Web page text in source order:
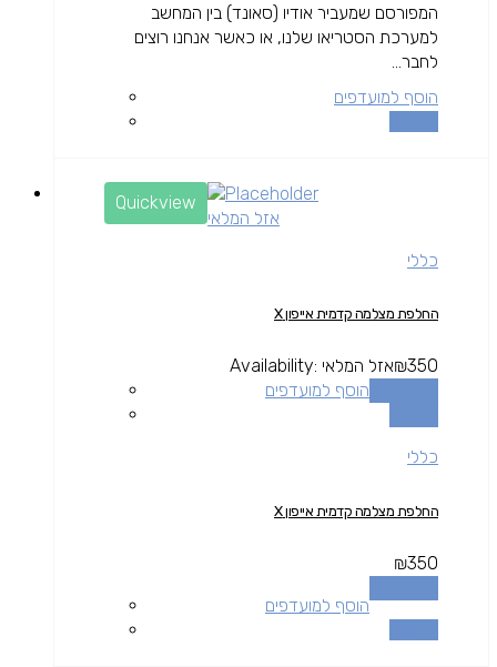
המפורסם שמעביר אודיו (סאונד) בין המחשב
למערכת הסטריאו שלנו, או כאשר אנחנו רוצים
לחבר...
הוסף למועדפים
Quickview
אזל המלאי
כללי
החלפת מצלמה קדמית אייפון X
₪350
Availability: אזל המלאי
הוסף למועדפים
כללי
החלפת מצלמה קדמית אייפון X
₪350
הוסף למועדפים